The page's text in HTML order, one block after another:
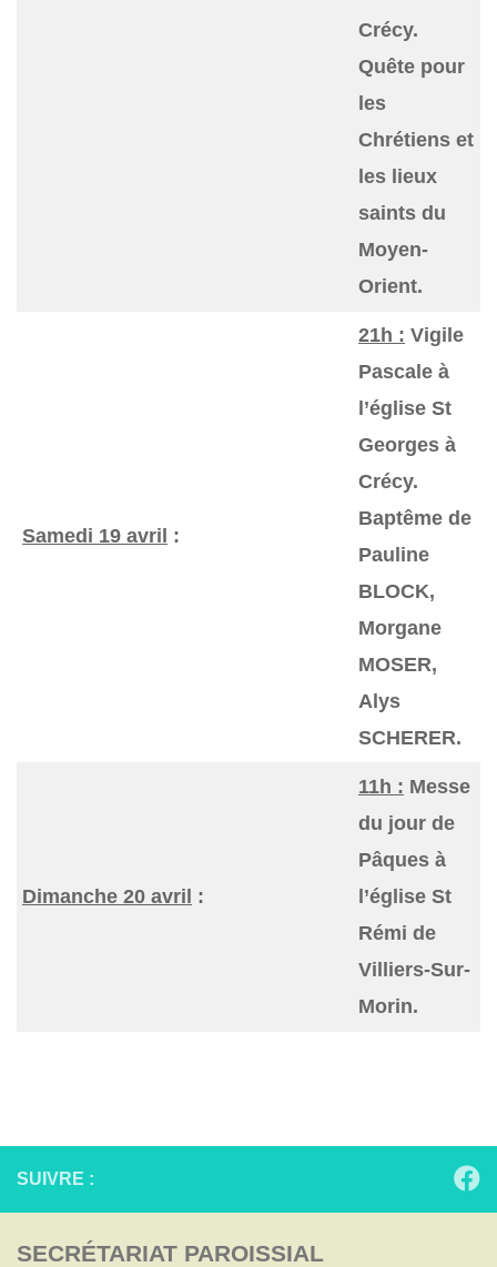
Crécy.
Quête pour
les
Chrétiens et
les lieux
saints du
Moyen-
Orient.
Samedi 19 avril :
21h : Vigile
Pascale à
l’église St
Georges à
Crécy.
Baptême de
Pauline
BLOCK,
Morgane
MOSER,
Alys
SCHERER.
Dimanche 20 avril :
11h : Messe
du jour de
Pâques à
l’église St
Rémi de
Villiers-Sur-
Morin.
SUIVRE :
SECRÉTARIAT PAROISSIAL